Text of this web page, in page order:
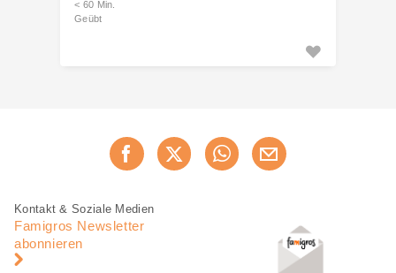
< 60 Min.
Geübt
Jetzt weiterempfehlen
Fusszeile
Fusszeile
Navigation
Kontakt & Soziale Medien
Famigros Newsletter
abonnieren